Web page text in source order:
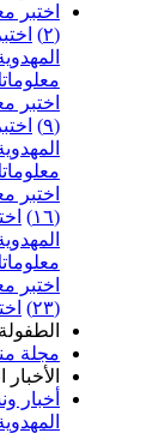
اختبر
(٢)
اختبر
(٩)
المهدوية
اختبر
(١٦)
المهدوية
اختبر
(٢٣)
مجلة
أخبار